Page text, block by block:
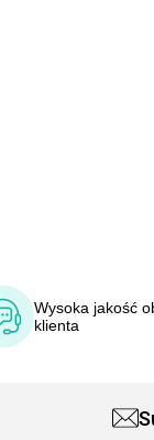
Wysoka jakość
klienta